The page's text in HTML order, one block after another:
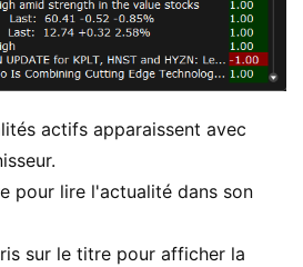
actifs apparaissent avec
pour lire l'actualité dans son
sur le titre pour afficher la